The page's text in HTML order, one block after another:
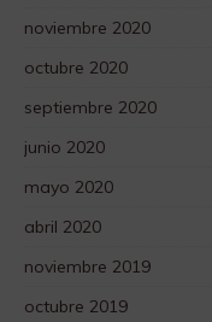
noviembre 2020
octubre 2020
septiembre 2020
junio 2020
mayo 2020
abril 2020
noviembre 2019
octubre 2019